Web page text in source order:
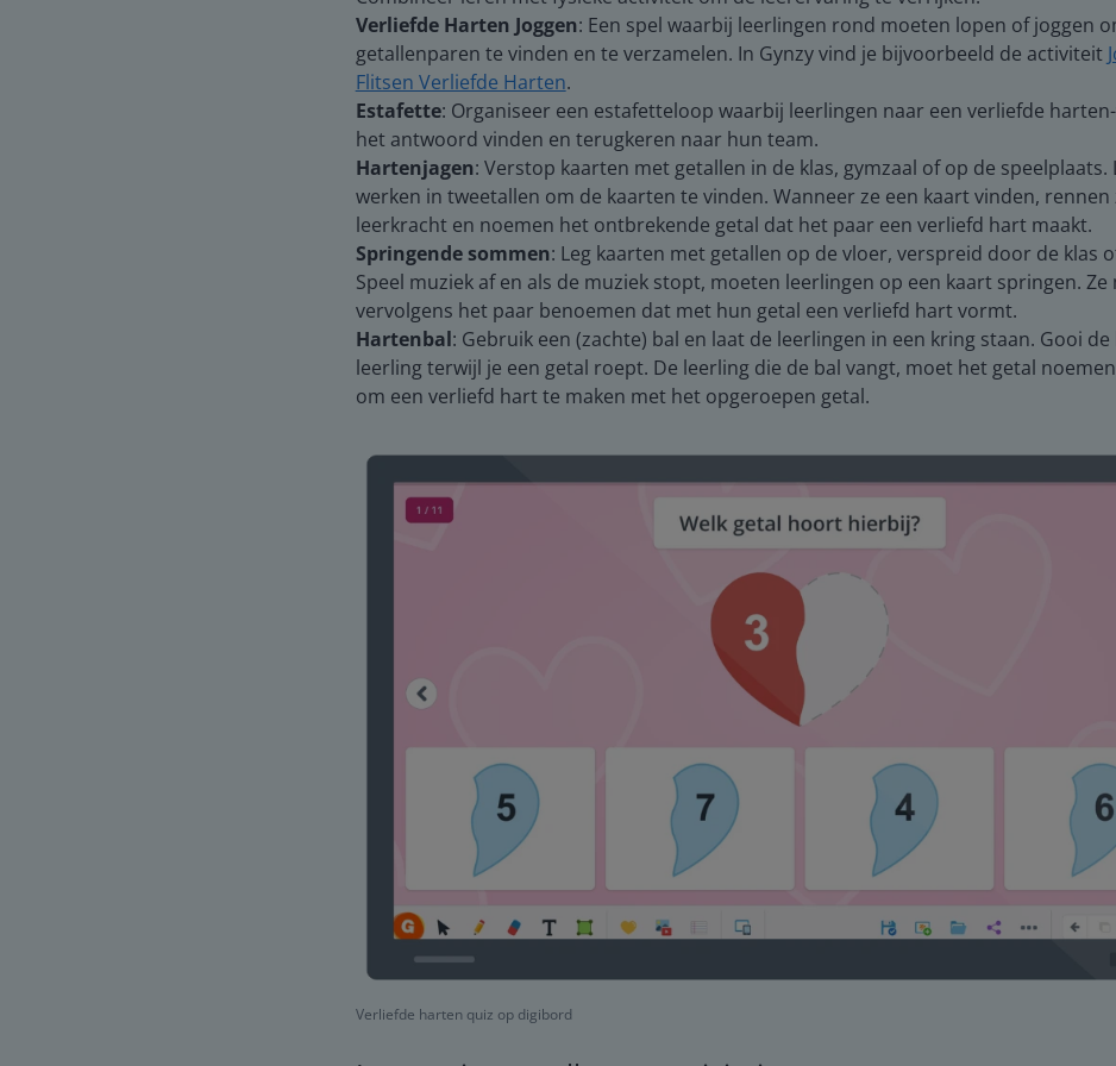
Verliefde Harten Joggen: Een spel waarbij leerlingen rond moeten lopen of joggen
getallenparen te vinden en te verzamelen. In Gynzy vind je bijvoorbeeld de activiteit
Flitsen Verliefde Harten.
Estafette: Organiseer een estafetteloop waarbij leerlingen naar een verliefde
het antwoord vinden en terugkeren naar hun team.
Hartenjagen: Verstop kaarten met getallen in de klas, gymzaal of op de speelplaats.
werken in tweetallen om de kaarten te vinden. Wanneer ze een kaart vinden, rennen
leerkracht en noemen het ontbrekende getal dat het paar een verliefd hart maakt.
Springende sommen: Leg kaarten met getallen op de vloer, verspreid door de klas
Speel muziek af en als de muziek stopt, moeten leerlingen op een kaart springen. Ze
vervolgens het paar benoemen dat met hun getal een verliefd hart vormt.
Hartenbal: Gebruik een (zachte) bal en laat de leerlingen in een kring staan. Gooi
leerling terwijl je een getal roept. De leerling die de bal vangt, moet het getal
om een verliefd hart te maken met het opgeroepen getal.
Verliefde harten quiz op digibord